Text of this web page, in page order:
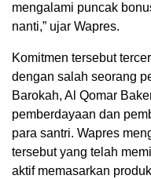
mengalami puncak
nanti,” ujar Wapres.
Komitmen tersebut
dengan salah seorang
Barokah, Al Qomar
pemberdayaan dan
para santri. Wapres
tersebut yang telah
aktif memasarkan